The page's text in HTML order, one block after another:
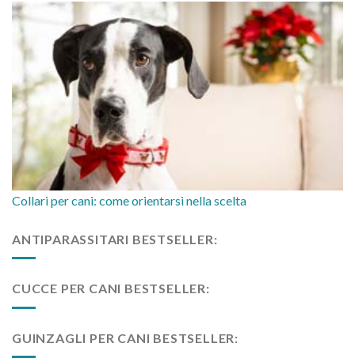
Collari per cani: come orientarsi nella scelta
ANTIPARASSITARI BESTSELLER:
CUCCE PER CANI BESTSELLER:
GUINZAGLI PER CANI BESTSELLER: